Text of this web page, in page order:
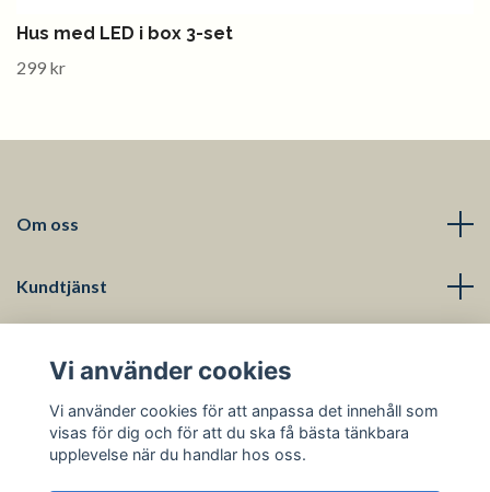
Hus med LED i box 3-set
299 kr
Om oss
Kundtjänst
Sociala medier
Vi använder cookies
Vi använder cookies för att anpassa det innehåll som
visas för dig och för att du ska få bästa tänkbara
upplevelse när du handlar hos oss.